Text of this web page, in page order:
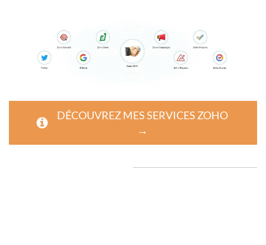
DÉCOUVREZ MES SERVICES ZOHO
→